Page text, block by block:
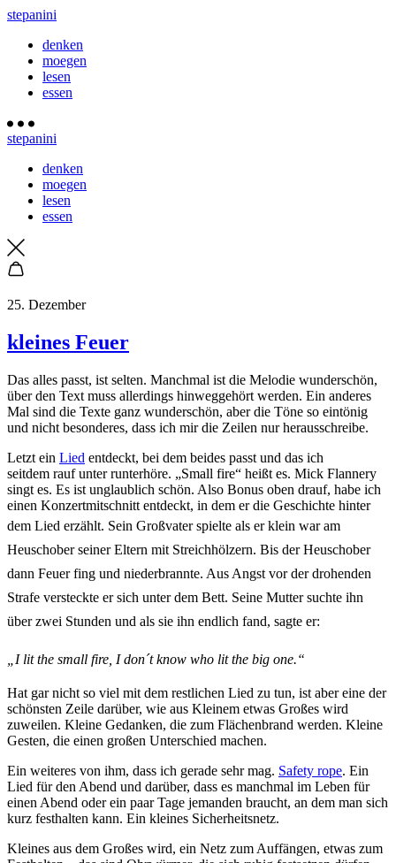
stepanini
denken
moegen
lesen
essen
stepanini
denken
moegen
lesen
essen
25. Dezember
kleines Feuer
Das alles passt, ist selten. Manchmal ist die Melodie wunderschön,
über den Text muss allerdings hinweggehört werden. Ein anderes
Mal sind die Texte ganz wunderschön, aber die Töne so eintönig
und nicht besonderes, dass ich mir die Zeilen nur herausschreibe.
Letzt ein Lied entdeckt, bei dem beides passt und das ich
seitdem rauf unter runterhöre. „Small fire“ heißt es. Mick Flannery
singt es. Es ist unglaublich schön. Also Bonus oben drauf, habe ich
einen Konzertmitschnitt entdeckt, in dem er die Geschichte hinter
dem Lied erzählt. Sein Großvater spielte als er klein war am
Heuschober seiner Eltern mit Streichhölzern. Bis der Heuschober
dann Feuer fing und niederbrannte. Aus Angst vor der drohenden
Strafe versteckte er sich unter dem Bett. Seine Mutter suchte ihn
über zwei Stunden und als sie ihn endlich fand, sagte er:
„I lit the small fire, I don´t know who lit the big one.“
Hat gar nicht so viel mit dem restlichen Lied zu tun, ist aber eine der
schönsten Zeile darüber, wie aus Kleinem etwas Großes wird
zuweilen. Kleine Gedanken, die zum Flächenbrand werden. Kleine
Gesten, die einen großen Unterschied machen.
Ein weiteres von ihm, dass ich gerade sehr mag. Safety rope. Ein
Lied für den Abend und darüber, dass es manchmal im Leben für
einen Abend oder ein paar Tage jemanden braucht, an dem man sich
kurz festhalten kann. Ein kleines Sicherheitsnetz.
Kleines aus dem Großes wird, ein Netz zum Auffängen, etwas zum